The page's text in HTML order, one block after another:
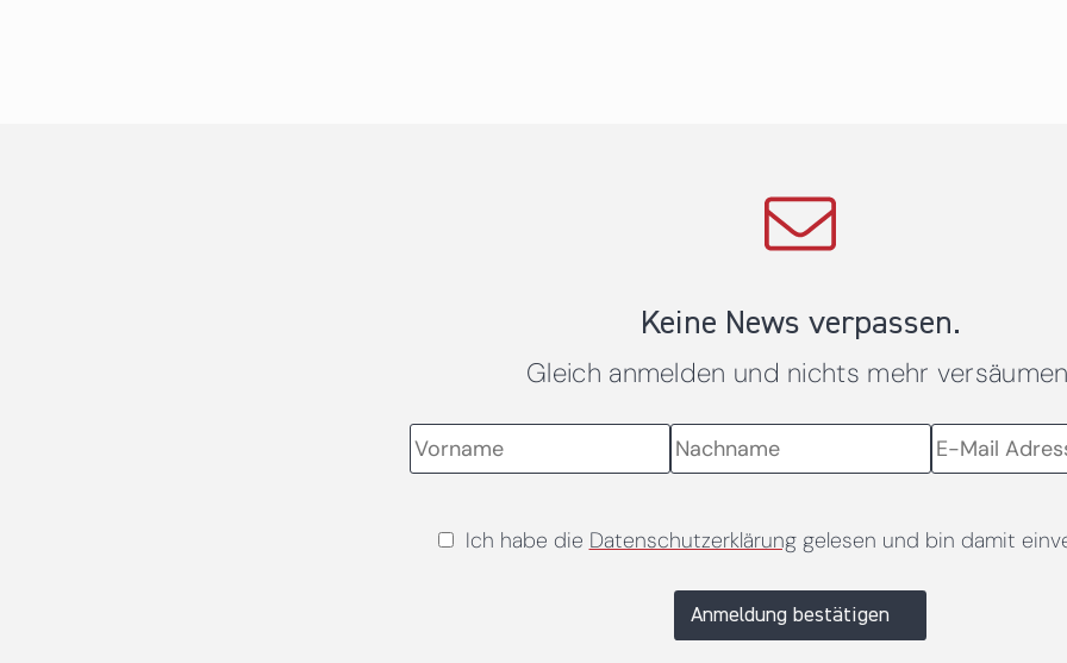
Keine News verpassen.
Gleich anmelden und nichts mehr
Ich habe die Datenschutzerklärunggelesen und bin damit
Anmeldung bestätigen